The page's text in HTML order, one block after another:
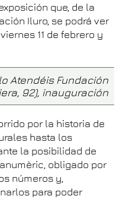
que, de la
Iluro, se podrá ver
11 de febrero y
Atendéis Fundación
92), inauguración
por la historia de
hasta los
la posibilidad de
obligado por
números y,
para poder